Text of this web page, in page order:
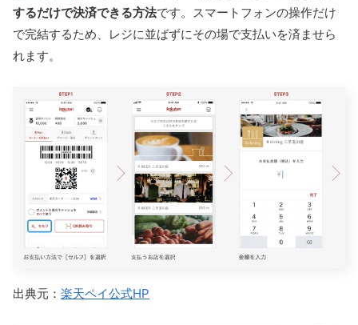
するだけで決済できる方法です。スマートフォンの操作だけ
で完結するため、レジに並ばずにその場で支払いを済ませら
れます。
出典元： 楽天ペイ公式HP